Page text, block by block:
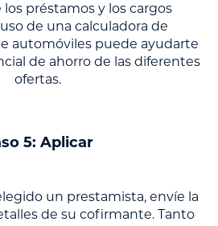
préstamos y los cargos
de una calculadora de
automóviles puede ayudarte
de ahorro de las diferentes
ofertas.
5: Aplicar
un prestamista, envíe la
de su cofirmante. Tanto